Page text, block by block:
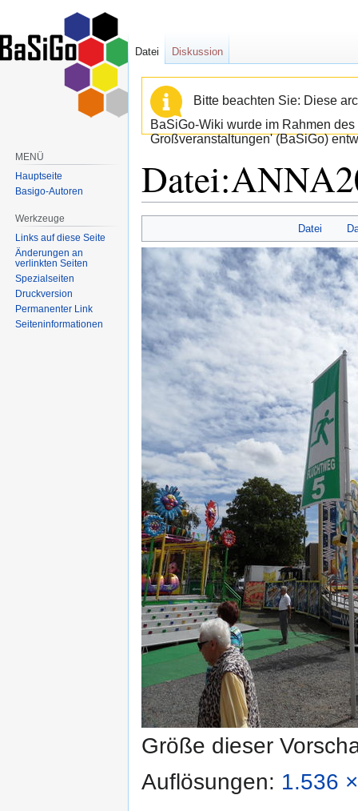
Bitte beachten Sie: Diese
BaSiGo-Wiki wurde im Rahmen
Großveranstaltungen' (BaSiGo)
Navigation
springen
Suche
springen
Datei
Größe dieser
Auflösungen: 1.536
Datei Diskussion
MENÜ
Hauptseite
Basigo-Autoren
Werkzeuge
Links auf diese Seite
Änderungen an
verlinkten Seiten
Spezialseiten
Druckversion
Permanenter Link
Seiten­informationen